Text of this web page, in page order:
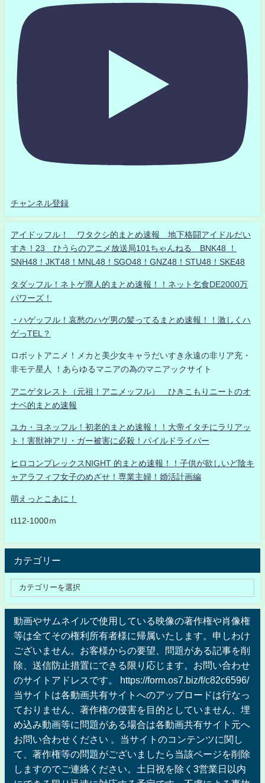
チャンネル登録
アイドッフル！ ワタクシ的まとめ速報 地下格闘アイドルだい
すき！23 ひうらのアニメ放送局101ちゃんねる BNK48 ！
SNH48！JKT48！MNL48！SGO48！GNZ48！STU48！SKE48
タダッフル！ネトゲ廃人的まとめ速報！！ネット乞食DE2000万
パワーズ！
・ハゲッフル！哀愁のハゲ男の髪ってるまとめ速報！！激しくハ
ゲっTEL？
ロボットアニメ！メカと美少女キャラだいすき永遠の非リア充・
非モテ星人 ！あらゆるマニアの為のマニアックサイト
アニゲタレスト（元祖！アニメッフル） ひきこもりニートのオ
ナベ的まとめ速報
ユカ・ヨネッフル！初老的まとめ速報！！大帝イタチにラリアッ
ト！害獣神アリ・ガー被害に必殺！パイルドライバー
ヒロコンプレックスNIGHT 的まとめ速報！！子供が欲しいど陰キ
ャアラフィフ女子のめざせ！専業主婦！婚活計画編
萌えっとこあに！
t112-1000ｍ
カテゴリー
動画やサムネイルで使用している映像の著作権や肖像権
等は全てその権利所有者様に帰属いたします。申しわけ
ございません。お客様からの要望、問題がある記事を削
除、送信防止措置にできる限り応じます。お問い合わせ
のサイトアドレスです。 https://form.os7.biz/f/c82c6596/
当サイトは各動画共有サイトへのアップロードは行なっ
ておりません、著作権の侵害を目的としていません、埋
め込み動画等に問題がある場合は各動画共有サイト元へ
お問い合わせください 。当サイトのコンテンツに関し
て、著作権等の問題がございましたら当該ページを削除
しますのでご連絡ください。土日祝を除く3営業日以内